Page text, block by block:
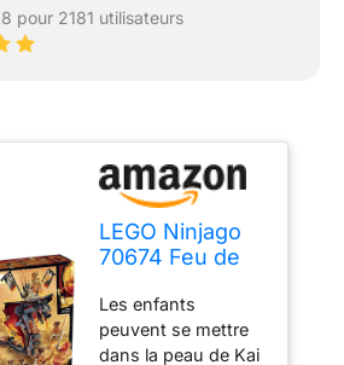
pour 2181 utilisateurs
LEGO Ninjago
70674 Feu de
pièces)
Les enfants
peuvent se mettre
dans la peau de Kai